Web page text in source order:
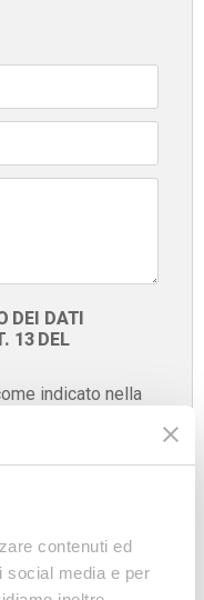
contenuti ed
social media e per
DEI DATI
13 DEL
indicato nella
l'informativa